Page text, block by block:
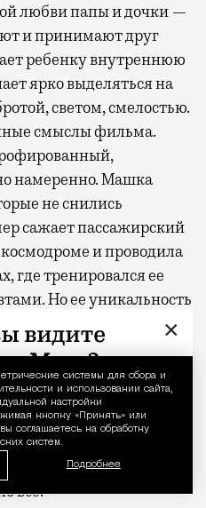
Уведомление
системы для сбора и
и использовании сайта,
настройки
кнопку «Принять» или
соглашаетесь на обработку
систем.
Подробнее
любви папы и дочки —
и принимают друг
ребенку внутреннюю
ярко выделяться на
светом, смелостью.
смыслы фильма.
намеренно. Машка
не снились
сажает пассажирский
и проводила
где тренировался ее
Но ее уникальность
и человеческие
добрая и открытая.
если бы в
люди с таким
Тогда и
хоть с
по Неве прокатиться.
все.
×